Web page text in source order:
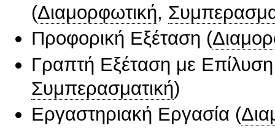
(Διαμορφωτική,
Προφορική Εξέταση (
Γραπτή Εξέταση με
Συμπερασματική)
Εργαστηριακή Εργασία (